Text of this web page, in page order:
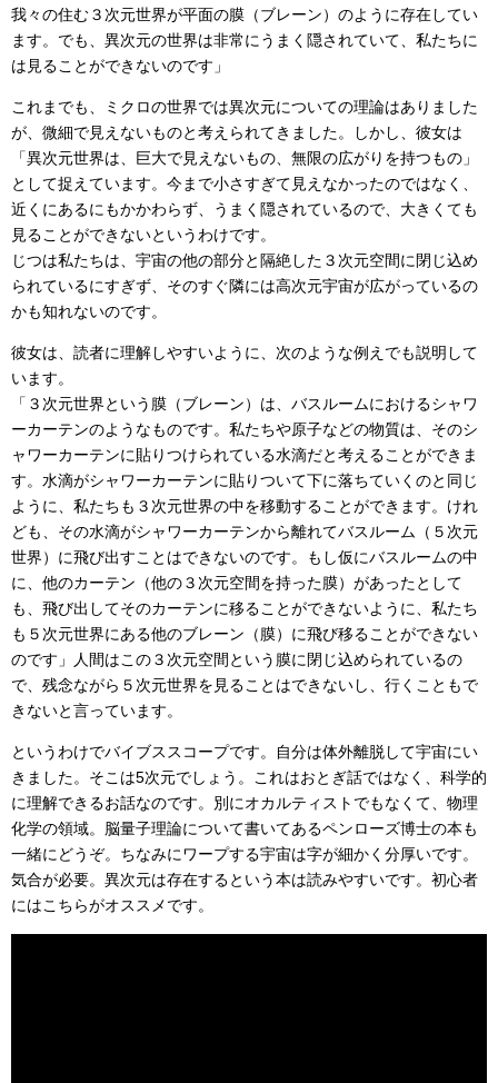
我々の住む３次元世界が平面の膜（ブレーン）のように存在してい
ます。でも、異次元の世界は非常にうまく隠されていて、私たちに
は見ることができないのです」
これまでも、ミクロの世界では異次元についての理論はありました
が、微細で見えないものと考えられてきました。しかし、彼女は
「異次元世界は、巨大で見えないもの、無限の広がりを持つもの」
として捉えています。今まで小さすぎて見えなかったのではなく、
近くにあるにもかかわらず、うまく隠されているので、大きくても
見ることができないというわけです。
じつは私たちは、宇宙の他の部分と隔絶した３次元空間に閉じ込め
られているにすぎず、そのすぐ隣には高次元宇宙が広がっているの
かも知れないのです。
彼女は、読者に理解しやすいように、次のような例えでも説明して
います。
「３次元世界という膜（ブレーン）は、バスルームにおけるシャワ
ーカーテンのようなものです。私たちや原子などの物質は、そのシ
ャワーカーテンに貼りつけられている水滴だと考えることができま
す。水滴がシャワーカーテンに貼りついて下に落ちていくのと同じ
ように、私たちも３次元世界の中を移動することができます。けれ
ども、その水滴がシャワーカーテンから離れてバスルーム（５次元
世界）に飛び出すことはできないのです。もし仮にバスルームの中
に、他のカーテン（他の３次元空間を持った膜）があったとして
も、飛び出してそのカーテンに移ることができないように、私たち
も５次元世界にある他のブレーン（膜）に飛び移ることができない
のです」人間はこの３次元空間という膜に閉じ込められているの
で、残念ながら５次元世界を見ることはできないし、行くこともで
きないと言っています。
というわけでバイブススコープです。自分は体外離脱して宇宙にい
きました。そこは5次元でしょう。これはおとぎ話ではなく、科学的
に理解できるお話なのです。別にオカルティストでもなくて、物理
化学の領域。脳量子理論について書いてあるペンローズ博士の本も
一緒にどうぞ。ちなみにワープする宇宙は字が細かく分厚いです。
気合が必要。異次元は存在するという本は読みやすいです。初心者
にはこちらがオススメです。